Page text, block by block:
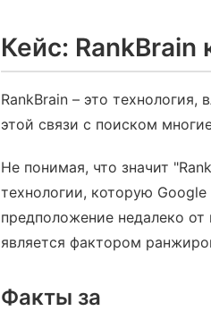
Кейс: RankBrain
RankBrain – это
этой связи с поиском
Не понимая, что значит
технологии, которую
предположение недалеко
является фактором
Факты за